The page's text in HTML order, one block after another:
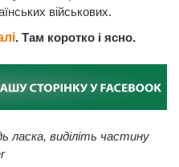
військових.
. Там коротко і ясно.
ласка, виділіть частину